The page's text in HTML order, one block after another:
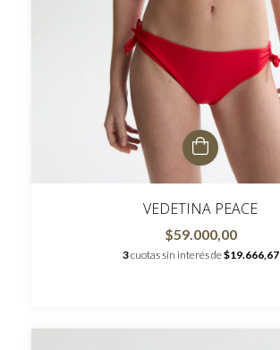
VEDETINA PEACE
$59.000,00
3cuotas sin interés de$19.666,67